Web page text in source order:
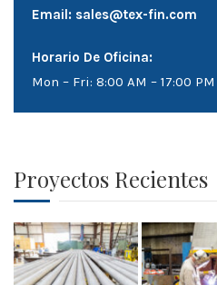
Email: sales@tex-fin.com
Horario De Oficina:
Mon – Fri: 8:00 AM – 17:00 PM
Proyectos Recientes